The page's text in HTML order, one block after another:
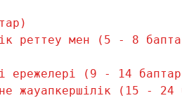
реттеу мен (5 - 8
(9 - 14
жауапкершiлiк (15 - 24